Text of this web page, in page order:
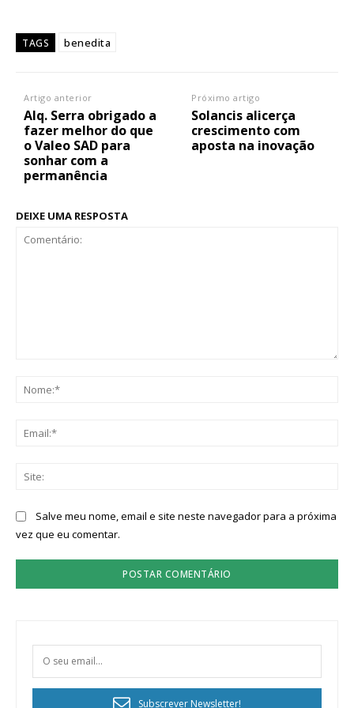
TAGS benedita
Artigo anterior
Alq. Serra obrigado a
fazer melhor do que
o Valeo SAD para
sonhar com a
permanência
Próximo artigo
Solancis alicerça
crescimento com
aposta na inovação
DEIXE UMA RESPOSTA
Salve meu nome, email e site neste navegador para a próxima
vez que eu comentar.
Subscrever Newsletter!